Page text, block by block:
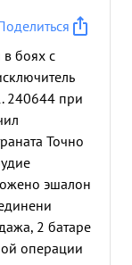
в боях с
240644 при
Точно
эшалон
2 батаре
операции